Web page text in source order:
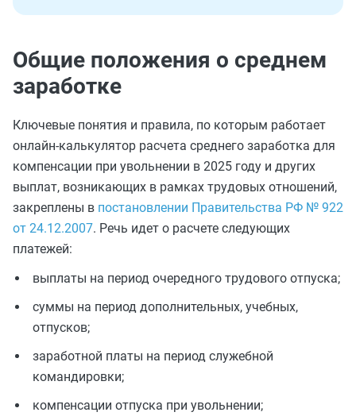
Общие положения о среднем
заработке
Ключевые понятия и правила, по которым работает
онлайн-калькулятор расчета среднего заработка для
компенсации при увольнении в 2025 году и других
выплат, возникающих в рамках трудовых отношений,
закреплены в постановлении Правительства РФ № 922
от 24.12.2007. Речь идет о расчете следующих
платежей:
выплаты на период очередного трудового отпуска;
суммы на период дополнительных, учебных,
отпусков;
заработной платы на период служебной
командировки;
компенсации отпуска при увольнении;